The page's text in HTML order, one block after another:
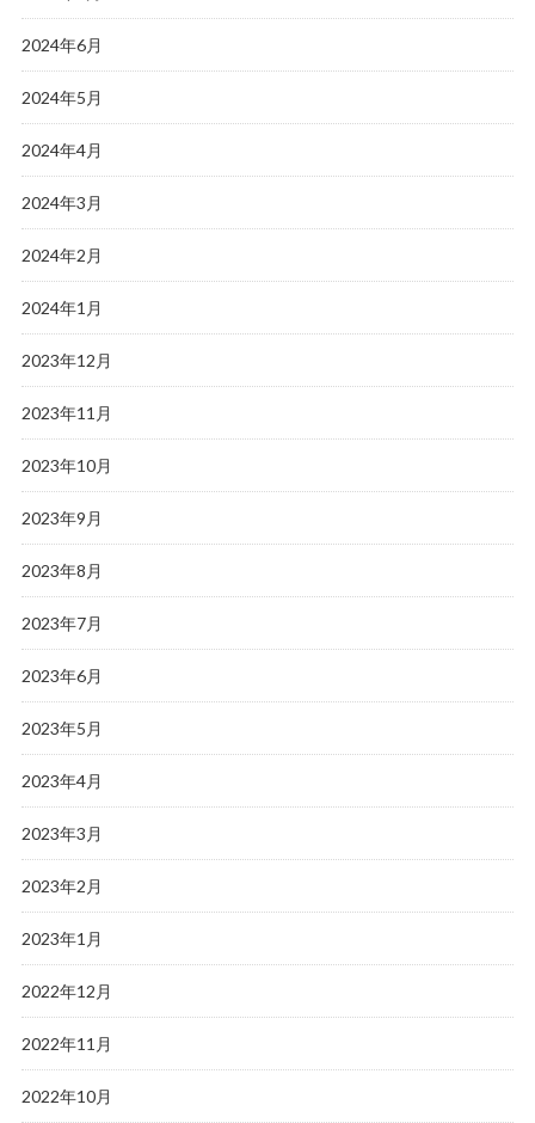
2024年6月
2024年5月
2024年4月
2024年3月
2024年2月
2024年1月
2023年12月
2023年11月
2023年10月
2023年9月
2023年8月
2023年7月
2023年6月
2023年5月
2023年4月
2023年3月
2023年2月
2023年1月
2022年12月
2022年11月
2022年10月